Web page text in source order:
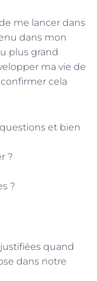
me lancer dans
dans mon
plus grand
ma vie de
cela
et bien
?
?
quand
dans notre